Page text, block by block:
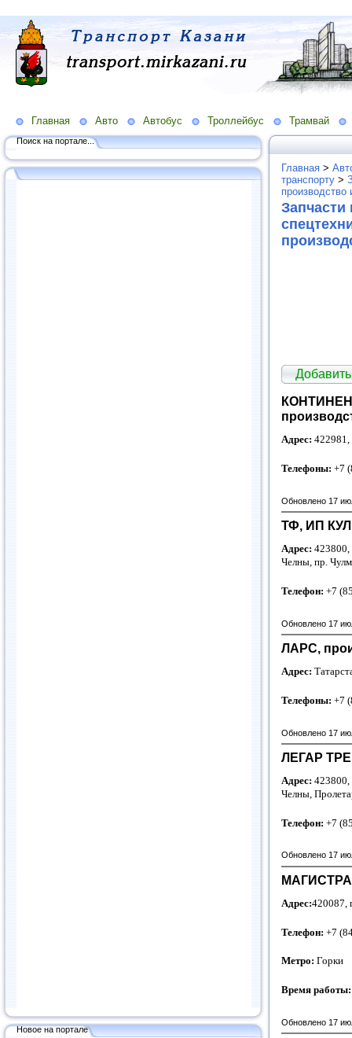
Главная Авто Автобус Троллейбус Трамвай
Поиск на портале...
Новое на портале
Главная >
транспорту >
производство
Адрес: 422981,
Телефоны: +7
Обновлено 17
ТФ, ИП
Адрес: 423800,
Челны, пр.
Телефон: +7
Обновлено 17
ЛАРС,
Адрес:
Телефоны: +7
Обновлено 17
ЛЕГАР
Адрес: 423800,
Челны,
Телефон: +7
Обновлено 17
Адрес:420087,
Телефон: +7
Метро: Горки
Время
Обновлено 17